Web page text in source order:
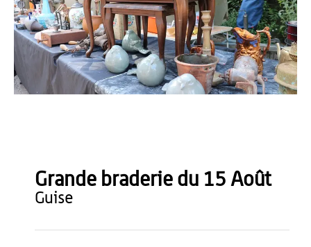
OT du Pays de Thiérache
Grande braderie du 15 Août
guise